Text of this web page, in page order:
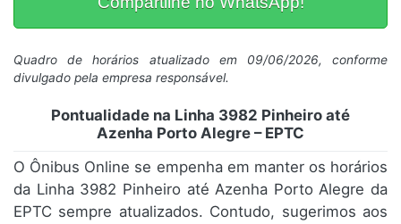
Quadro de horários atualizado em 09/06/2026, conforme
divulgado pela empresa responsável.
Pontualidade na Linha 3982 Pinheiro até
Azenha Porto Alegre – EPTC
O Ônibus Online se empenha em manter os horários
da Linha 3982 Pinheiro até Azenha Porto Alegre da
EPTC sempre atualizados. Contudo, sugerimos aos